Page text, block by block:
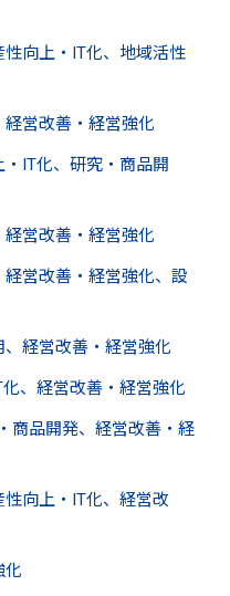
向上・IT化、地域活性
営改善・経営強化
IT化、研究・商品開
営改善・経営強化
営改善・経営強化、設
経営改善・経営強化
、経営改善・経営強化
商品開発、経営改善・経
向上・IT化、経営改
化